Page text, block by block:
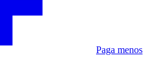
Paga menos